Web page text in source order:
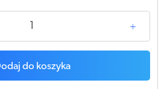
do koszyka